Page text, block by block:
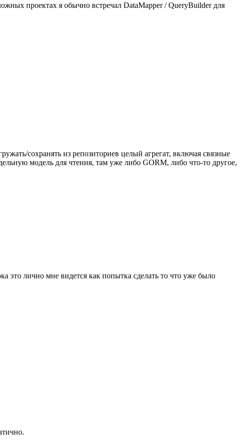
проектах я обычно встречал DataMapper / QueryBuilder для
сохранять из репозиториев целый агрегат, включая связные
модель для чтения, там уже либо GORM, либо что-то другое,
это лично мне видется как попытка сделать то что уже было